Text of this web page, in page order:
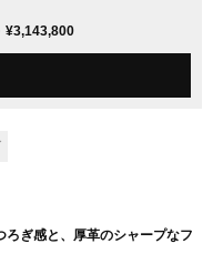
¥3,143,800
ぎ感と、厚革のシャープなフ